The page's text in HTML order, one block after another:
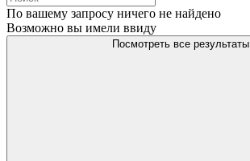
По вашему запросу ничего не найдено
Возможно вы имели ввиду
Посмотреть все результаты